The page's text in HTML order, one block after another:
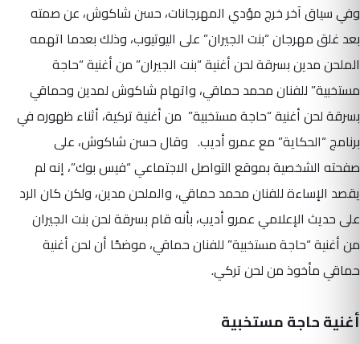
وفي سياق آخر خرج مؤدي المهرجانات، حسن شاكوش، عن صمته
بعد غلق مهرجان “بنت الجيران” على اليوتيوب، وذلك بعدما اتهمه
الملحن مدين بسرقة لحن أغنية “بنت الجيران” من أغنية “حاجة
مستخبية” للفنان محمد حماقي، واتهام شاكوش لمدين وحماقي
بسرقة لحن أغنية “حاجة مستخبية” من أغنية تركية، أثناء ظهوره في
برنامج “الحكاية” مع عمرو أديب. وقال حسن شاكوش، على
صفحته الشخصية بموقع التواصل الاجتماعي “فيس بوك”، إنه لم
يقصد الإساءة للفنان محمد حماقي، والملحن مدين، ولكن كان الرد
على حديث الإعلامي عمرو أديب، بأنه قام بسرقة لحن بنت الجيران
من أغنية “حاجة مستخبية” للفنان حماقي، موضحًا أن لحن أغنية
حماقي مأخوذ من لحن تركي.
أغنية حاجة مستخبية